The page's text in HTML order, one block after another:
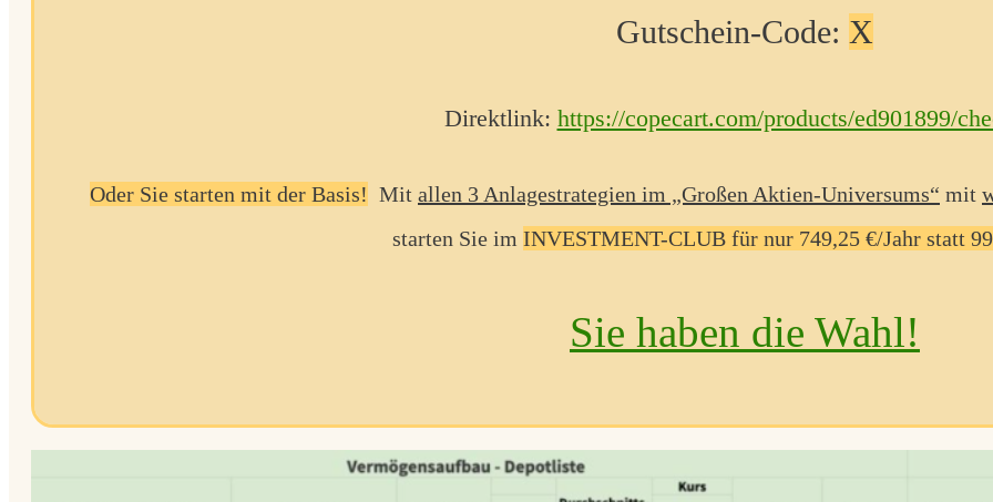
Gutschein-Code: X
Direktlink: https://copecart.com/products/ed901899/
Oder Sie starten mit der Basis! Mit allen 3 Anlagestrategien im „Großen Aktien-Universums“ mit
starten Sie im INVESTMENT-CLUB für nur 749,25 €/Jahr statt
Sie haben die Wahl!